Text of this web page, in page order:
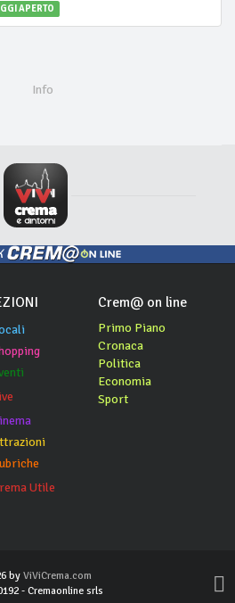
APERTO
Utile
Crem@ on line
Primo Piano
Cronaca
Politica
Economia
Sport
by ViViCrema.com
- Cremaonline srls